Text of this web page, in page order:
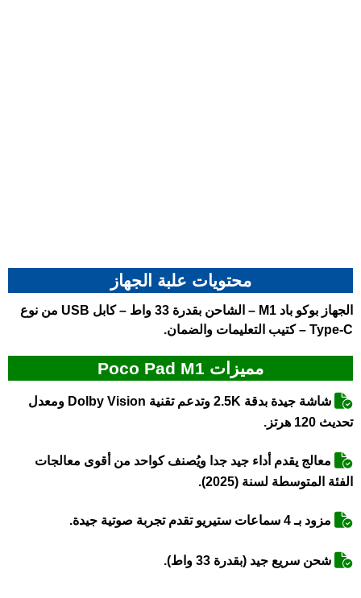
محتويات علبة الجهاز
الجهاز بوكو باد M1
– الشاحن بقدرة 33 واط – كابل USB من نوع
Type-C – كتيب التعليمات والضمان.
مميزات Poco Pad M1
شاشة جيدة بدقة 2.5K وتدعم تقنية Dolby Vision ومعدل
تحديث 120 هرتز.
معالج يقدم أداء جيد جدا ويُصنف كواحد من أقوى معالجات
الفئة المتوسطة لسنة (2025).
مزود بـ 4 سماعات ستيريو تقدم تجربة صوتية جيدة.
شحن سريع جيد (بقدرة 33 واط).